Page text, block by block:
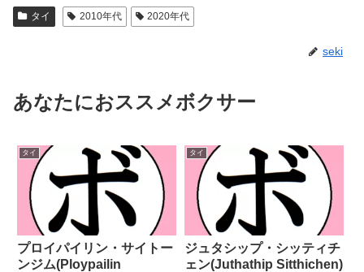
タイ 2010年代 2020年代
seki
あなたにおススメボクサー
タイ
プロイパイリン・サイトー
ンジム(Ploypailin
タイ
ジュタシップ・シッティチ
ェン(Juthathip Sitthichen)